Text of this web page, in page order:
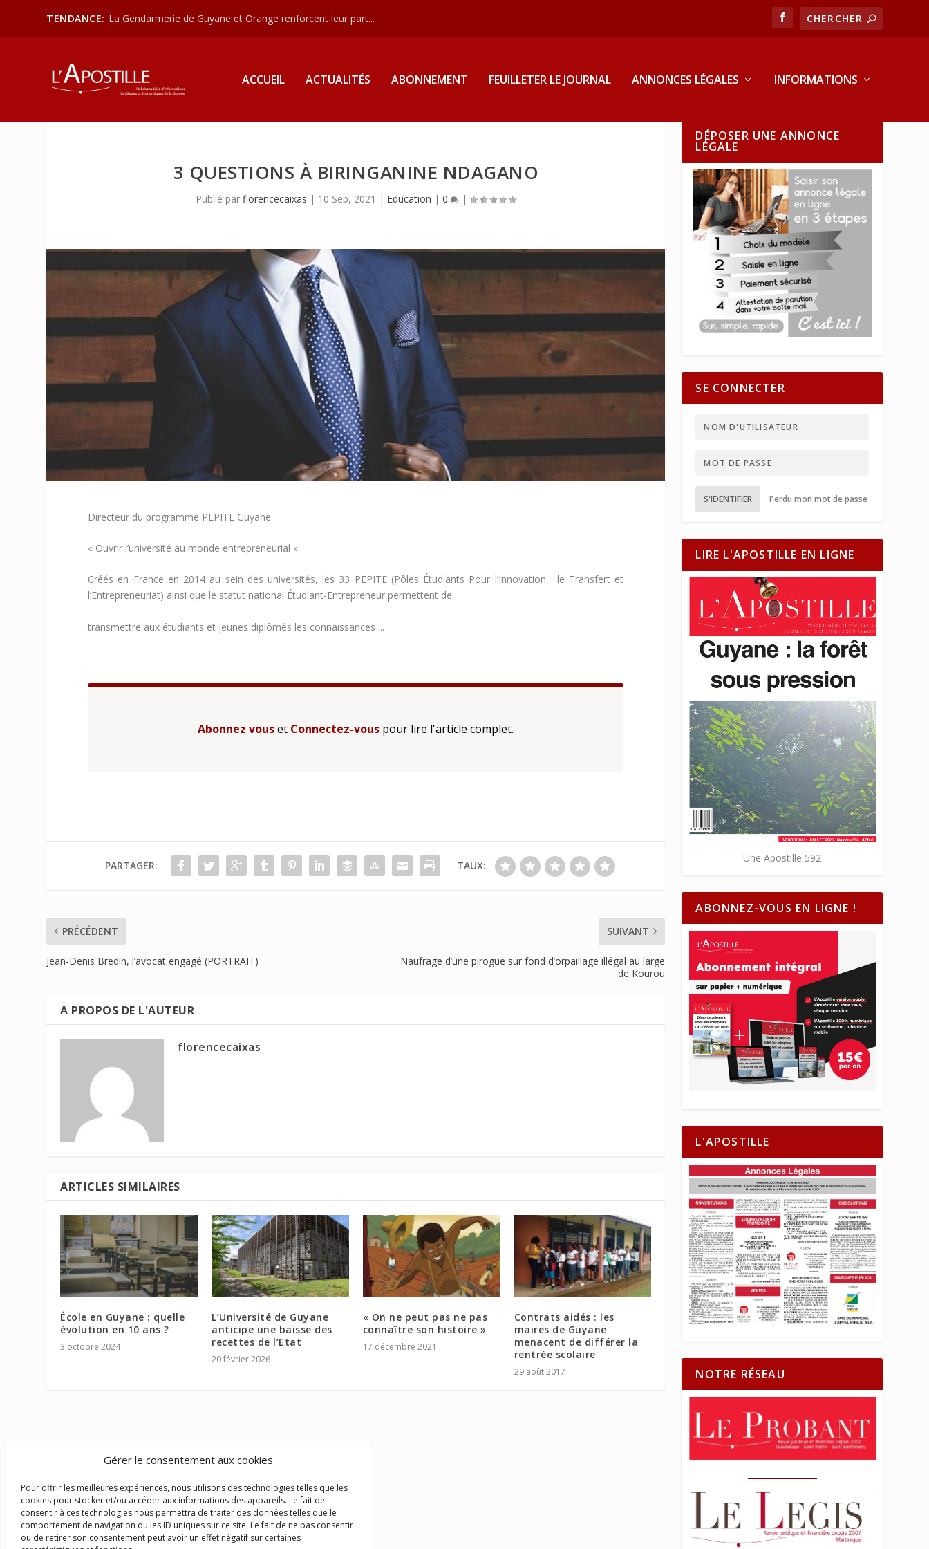
Gérer le consentement aux cookies
Pour offrir les meilleures expériences, nous utilisons des technologies telles que les
cookies pour stocker et/ou accéder aux informations des appareils. Le fait de
consentir à ces technologies nous permettra de traiter des données telles que le
comportement de navigation ou les ID uniques sur ce site. Le fait de ne pas consentir
ou de retirer son consentement peut avoir un effet négatif sur certaines
TENDANCE: La Gendarmerie de Guyane et Orange renforcent leur part...
ACCUEIL ACTUALITÉS ABONNEMENT FEUILLETER LE JOURNAL ANNONCES LÉGALES INFORMATIONS
3 QUESTIONS À BIRINGANINE NDAGANO
Publié parflorencecaixas | 10 Sep, 2021 | Education |0 |
Directeur du programme PEPITE Guyane
« Ouvrir l’université au monde entrepreneurial »
Créés en France en 2014 au sein des universités, les 33 PEPITE (Pôles Étudiants Pour l’Innovation, le Transfert et
l’Entrepreneuriat) ainsi que le statut national Étudiant-Entrepreneur permettent de
transmettre aux étudiants et jeunes diplômés les connaissances ...
Abonnez vouset Connectez-vous pour lire l'article complet.
PARTAGER: TAUX:
PRÉCÉDENT
Jean-Denis Bredin, l’avocat engagé (PORTRAIT)
SUIVANT
Naufrage d’une pirogue sur fond d’orpaillage illégal au large
de Kourou
A PROPOS DE L'AUTEUR
florencecaixas
ARTICLES SIMILAIRES
École en Guyane : quelle
évolution en 10 ans ?
3 octobre 2024
L’Université de Guyane
anticipe une baisse des
recettes de l’Etat
20 février 2026
« On ne peut pas ne pas
connaître son histoire »
17 décembre 2021
Contrats aidés : les
maires de Guyane
menacent de différer la
rentrée scolaire
29 août 2017
DÉPOSER UNE ANNONCE
LÉGALE
SE CONNECTER
S'IDENTIFIER Perdu mon mot de passe
LIRE L'APOSTILLE EN LIGNE
Une Apostille 592
ABONNEZ-VOUS EN LIGNE !
L'APOSTILLE
NOTRE RÉSEAU